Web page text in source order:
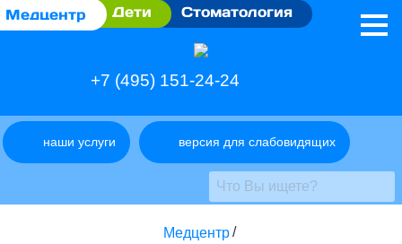
Медцентр Дети Стоматология
+7 (495) 151-24-24
наши услуги версия для слабовидящих
Медцентр/